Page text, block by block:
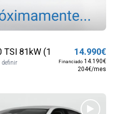
TSI 81kW (110 CV)
definir
14.990€
Financiado 14.190€
204€/mes